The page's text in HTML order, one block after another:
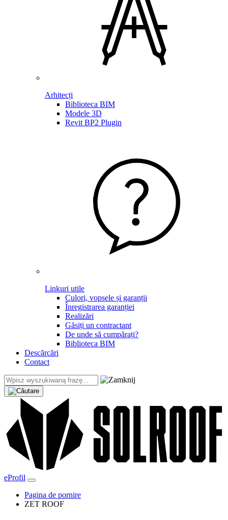
Arhitecți
Biblioteca BIM
Modele 3D
Revit BP2 Plugin
Linkuri utile
Culori, vopsele și garanții
Înregistrarea garanției
Realizări
Găsiți un contractant
De unde să cumpărați?
Biblioteca BIM
Descărcări
Contact
eProfil
Pagina de pornire
ZET ROOF